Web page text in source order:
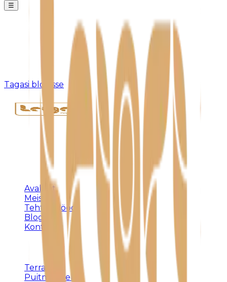
☰
Posti ei leitud
Kahjuks pole sellist postitust olemas või see on
Tagasi blogisse
Täispuidust eritellimusmööbel, terrassid ja
varjualused – meistritöö Harjumaal alates 1992.
KLIENDILE
Avaleht
Meist
Tehtud tööd
Blogi
Kontakt
TEENUSED
Terrassid
Puitmööbel